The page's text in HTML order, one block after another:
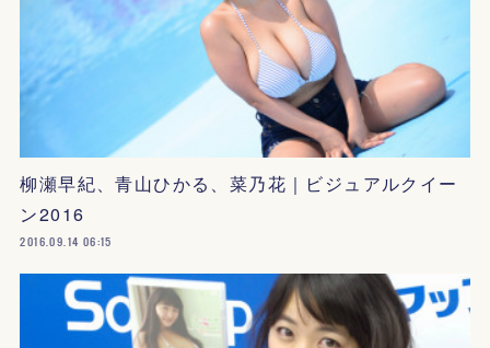
柳瀬早紀、青山ひかる、菜乃花｜ビジュアルクイー
ン2016
2016.09.14 06:15